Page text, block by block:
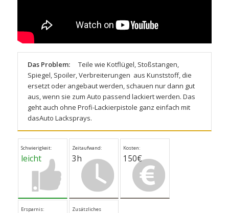
Das Problem:
Teile wie Kotflügel, Stoßstangen,
Spiegel, Spoiler, Verbreiterungen aus Kunststoff, die
ersetzt oder angebaut werden, schauen nur dann gut
aus, wenn sie zum Auto passend lackiert werden. Das
geht auch ohne Profi-Lackierpistole ganz einfach mit
dasAuto Lacksprays.
Schwierigkeit:
leicht
Zeitaufwand:
3h
Kosten:
150€
Ersparnis:
Zusätzliches